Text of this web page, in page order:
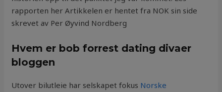
rapporten her Artikkelen er hentet fra NOK sin side
skrevet av Per Øyvind Nordberg
Hvem er bob forrest dating divaer
bloggen
Utover bilutleie har selskapet fokus Norske